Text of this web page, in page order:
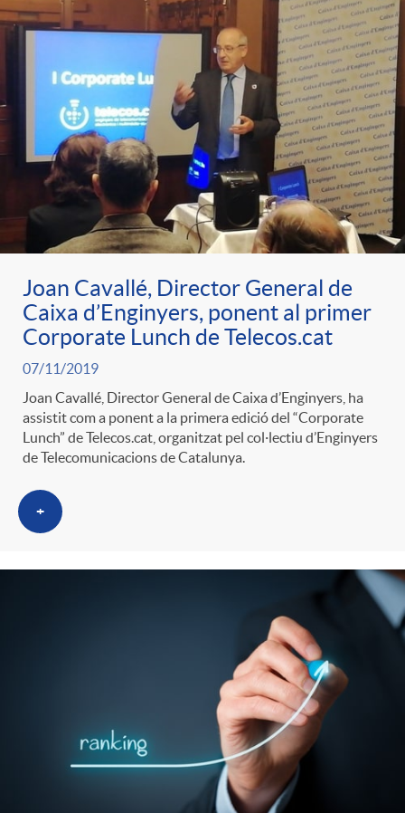
Joan Cavallé, Director General de
Caixa d’Enginyers, ponent al primer
Corporate Lunch de Telecos.cat
07/11/2019
Joan Cavallé, Director General de Caixa d’Enginyers, ha
assistit com a ponent a la primera edició del “Corporate
Lunch” de Telecos.cat, organitzat pel col·lectiu d’Enginyers
de Telecomunicacions de Catalunya.
+